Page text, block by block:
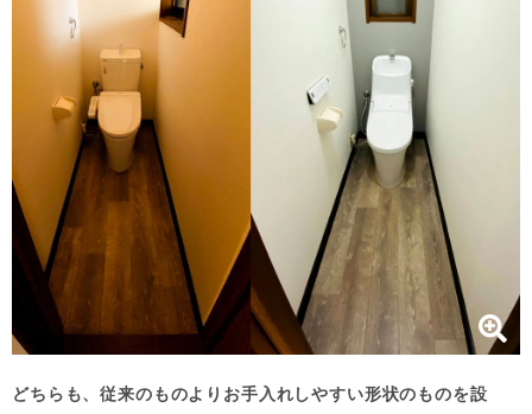
どちらも、従来のものよりお手入れしやすい形状のものを設